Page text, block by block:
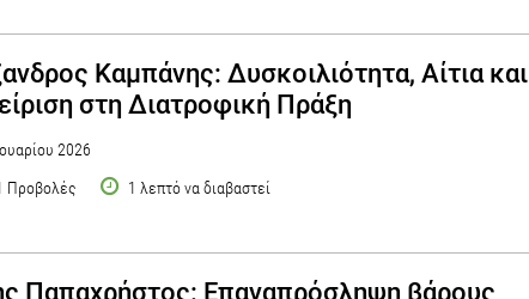
Καμπάνης: Δυσκοιλιότητα, Αίτια και
στη Διατροφική Πράξη
2026
Προβολές
1 λεπτό να διαβαστεί
Παπαχρήστος: Επαναπρόσληψη βάρους